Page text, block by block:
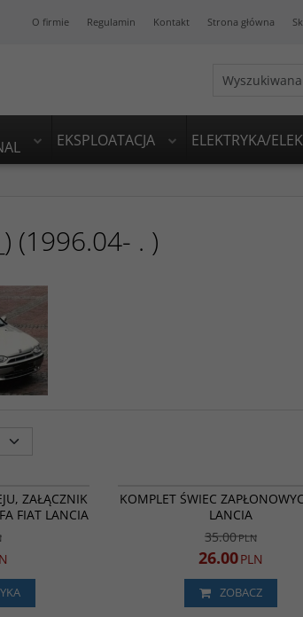
O firmie Regulamin Kontakt Strona główna
EKSPLOATACJA ELEKTRYKA/
(1996.04- . )
PROMOCJA
ZAŁĄCZNIK
FIAT LANCIA
BESTSELLER
KOMPLET ŚWIEC
LANCIA
35.00PLN
26.00PLN
ZOBACZ